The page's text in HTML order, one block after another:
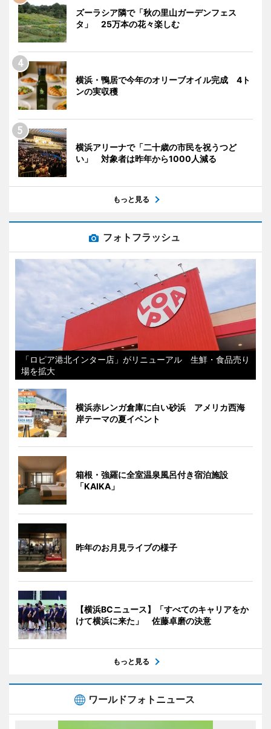
ズーラシア隣で「秋の里山ガーデンフェス
タ」 25万本の花々楽しむ
横浜・鴨居で今年のオリーブオイル完成 4ト
ンの実収穫
横浜アリーナで「二十歳の市民を祝うつど
い」 対象者は昨年から1000人減る
もっと見る
フォトフラッシュ
「ロピア港北インター店」がリニューアル 生鮮・食品売り
場を拡大
横浜赤レンガ倉庫に白い砂浜 アメリカ西海
岸テーマの夏イベント
箱根・強羅に全室温泉風呂付き宿泊施設
「KAIKA」
昨年のお月見ライブの様子
【横浜BCニュース】「すべてのキャリアをか
けて横浜に来た」 佐藤卓磨の決意
もっと見る
ワールドフォトニュース